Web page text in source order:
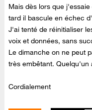
Mais dès lors que
tard il bascule en échec
J'ai tenté de réinitialiser
voix et données, sans
Le dimanche on ne peut
très embêtant. Quelqu'un
Cordialement